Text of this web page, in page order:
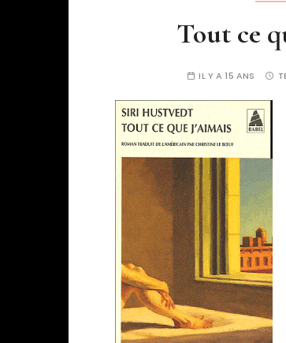
Tout ce
IL Y A 15 ANS